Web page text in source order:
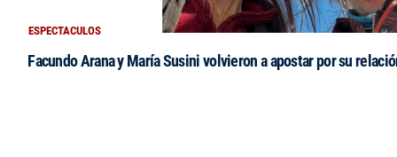
ESPECTACULOS
Facundo Arana y María Susini volvieron a apostar por su